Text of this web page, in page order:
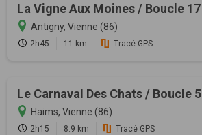
La Vigne Aux Moines / Boucle 17
Antigny, Vienne (86)
2h45 11 km Tracé GPS
Le Carnaval Des Chats / Boucle 5
Haims, Vienne (86)
2h15 8.9 km Tracé GPS